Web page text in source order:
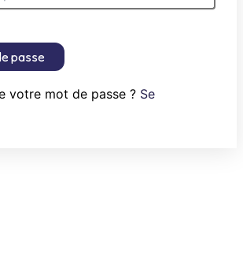
passe
votre mot de passe ? Se